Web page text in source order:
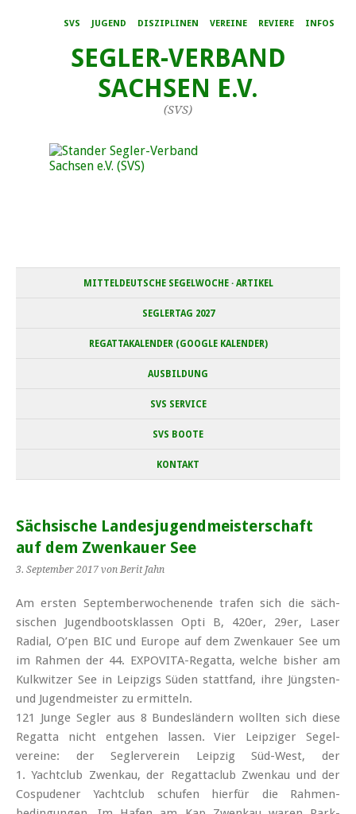
SVS JUGEND DISZIPLINEN VEREINE REVIERE INFOS
SEGLER-VERBAND
SACHSEN E.V.
(SVS)
MITTELDEUTSCHE SEGELWOCHE · ARTIKEL
SEGLERTAG 2027
REGATTAKALENDER (GOOGLE KALENDER)
AUSBILDUNG
SVS SERVICE
SVS BOOTE
KONTAKT
Sächsische Landesjugendmeisterschaft
auf dem Zwenkauer See
3. September 2017 von Berit Jahn
Am ersten September­wochen­ende trafen sich die säch­
sischen Jugend­boots­klassen Opti B, 420er, 29er, Laser
Radial, O’pen BIC und Europe auf dem Zwenkauer See um
im Rahmen der 44. EXPOVITA-Regatta, welche bisher am
Kulkwitzer See in Leipzigs Süden statt­fand, ihre Jüngsten-
und Jugend­meister zu ermitteln.
121 Junge Segler aus 8 Bundes­ländern wollten sich diese
Regatta nicht entgehen lassen. Vier Leipziger Segel­
vereine: der Seglerverein Leipzig Süd-West, der
1. Yachtclub Zwenkau, der Regattaclub Zwenkau und der
Cospudener Yachtclub schufen hierfür die Rahmen­